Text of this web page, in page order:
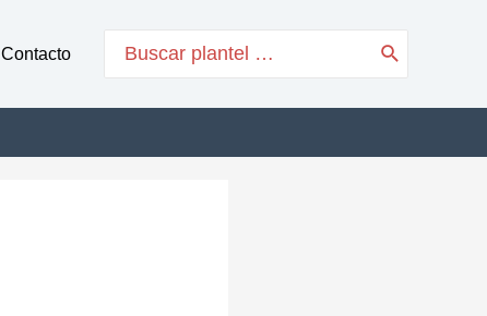
Contacto
for: